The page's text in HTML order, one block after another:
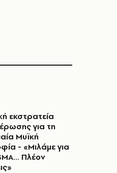
εκστρατεία
για τη
Μυϊκή
- «Μιλάμε για
Πλέον